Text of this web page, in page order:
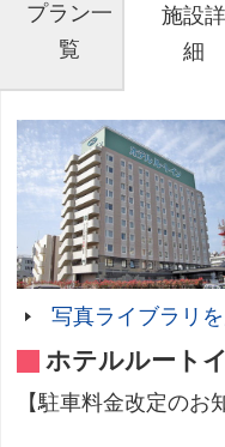
プラン一
覧
施設詳
細
写真ライブラリ
ホテルルート
【駐車料金改定のお